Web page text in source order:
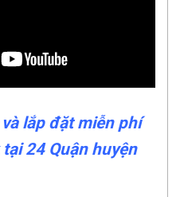
lắp đặt miễn phí
24 Quận huyện